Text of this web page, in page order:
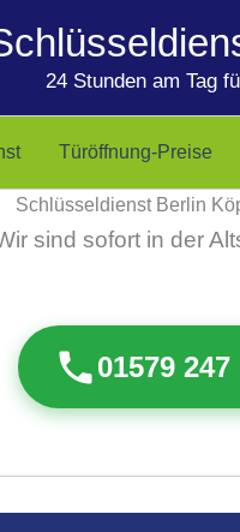
24 Stunden am Tag
Türöffnung-Preise
Schlüsseldienst Berlin
sind sofort in der
01579 247